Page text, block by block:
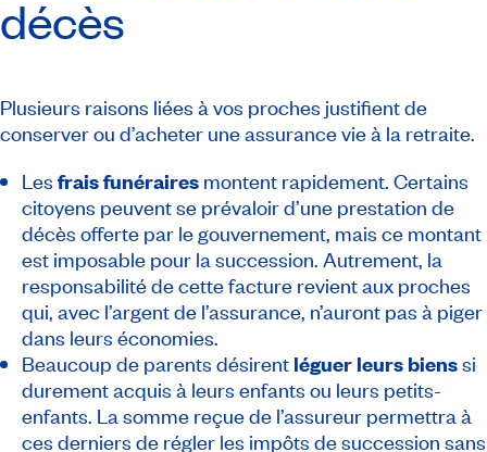
décès
Plusieurs raisons liées à vos proches justifient de
conserver ou d’acheter une assurance vie à la retraite.
Les frais funéraires montent rapidement. Certains
citoyens peuvent se prévaloir d’une prestation de
décès offerte par le gouvernement, mais ce montant
est imposable pour la succession. Autrement, la
responsabilité de cette facture revient aux proches
qui, avec l’argent de l’assurance, n’auront pas à piger
dans leurs économies.
Beaucoup de parents désirent léguer leurs bienssi
durement acquis à leurs enfants ou leurs petits-
enfants. La somme reçue de l’assureur permettra à
ces derniers de régler les impôts de succession sans